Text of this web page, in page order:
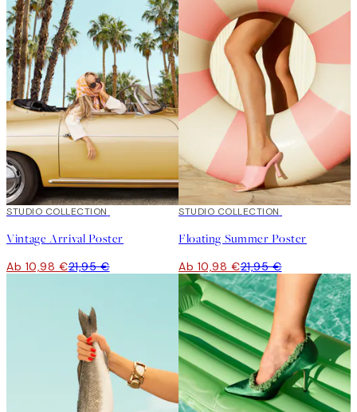
50%*
STUDIO COLLECTION
Vintage Arrival Poster
Ab 10,98 €21,95 €
50%*
STUDIO COLLECTION
Floating Summer Poster
Ab 10,98 €21,95 €